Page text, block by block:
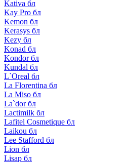
Kativa бл
Kay Pro бл
Kemon бл
Kerasys бл
Kezy бл
Konad бл
Kondor бл
Kundal бл
L`Oreal бл
La Florentina бл
La Miso бл
La`dor бл
Lactimilk бл
Lafitel Cosmetique бл
Laikou бл
Lee Stafford бл
Lion бл
Lisap бл